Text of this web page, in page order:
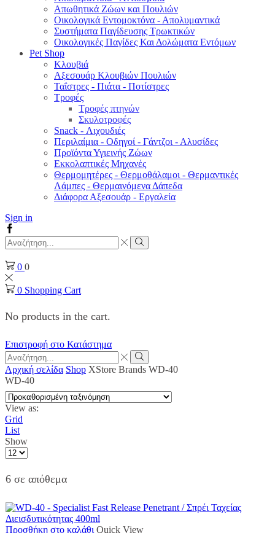
Απωθητικά Ζώων και Πουλιών
Οικολογικά Εντομοκτόνα - Απολυμαντικά
Συστήματα Παγίδευσης Τρωκτικών
Οικολογικές Παγίδες Και Δολώματα Εντόμων
Pet Shop
Κλουβιά
Αξεσουάρ Κλουβιών Πουλιών
Ταΐστρες - Πιάτα - Ποτίστρες
Τροφές
Τροφές πτηνών
Σκυλοτροφές
Snack - Λιχουδιές
Περιλαίμια - Οδηγοί - Γάντζοι - Αλυσίδες
Προϊόντα Υγιεινής Ζώων
Εκκολαπτικές Μηχανές
Θερμομητέρες - Θερμοθάλαμοι - Θερμαντικές
Λάμπες - Θερμαινόμενα Δάπεδα
Διάφορα Αξεσουάρ - Εργαλεία
Sign in
Facebook
Search
input
Search
0 0
0 Shopping Cart
No products in the cart.
Επιστροφή στο Κατάστημα
Search
input
Search
Αρχική σελίδα Shop XStore Brands WD-40
WD-40
View as:
Grid
List
Show
Products
page
6 σε απόθεμα
Προσθήκη στο καλάθι Quick View